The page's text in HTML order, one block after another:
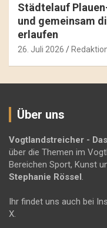
Städtelauf
und gemeinsam
erlaufen
26. Juli 2026
Über uns
Vogtlandstreicher -
über die Themen im
Bereichen Sport, Kunst
Stephanie Rössel.
Ihr findet uns auch bei
X.